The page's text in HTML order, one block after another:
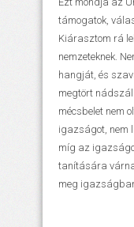
támogatok,
Kiárasztom rá
nemzeteknek.
hangját, és
megtört
mécsbelet nem
igazságot, nem
míg az
tanítására
meg